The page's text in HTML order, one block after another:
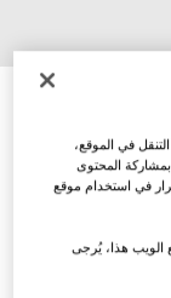
في الموقع،
المحتوى
في استخدام موقع
الويب هذا، يُرجى